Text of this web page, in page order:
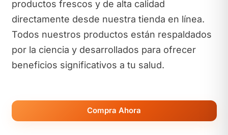
productos frescos y de alta calidad
directamente desde nuestra tienda en línea.
Todos nuestros productos están respaldados
por la ciencia y desarrollados para ofrecer
beneficios significativos a tu salud.
Compra Ahora